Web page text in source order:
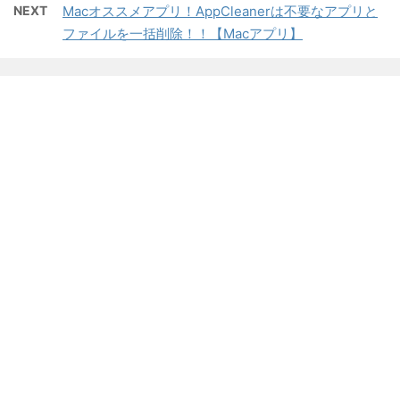
NEXT
Macオススメアプリ！AppCleanerは不要なアプリと
ファイルを一括削除！！【Macアプリ】